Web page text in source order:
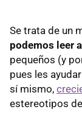
Se trata de un
podemos leer
pequeños (y
pues les
sí mismo,
estereotipos